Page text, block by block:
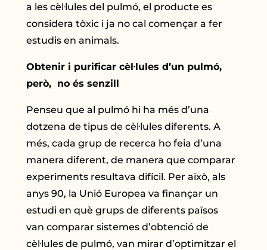
a les cèl·lules del pulmó, el producte es
considera tòxic i ja no cal començar a fer
estudis en animals.
Obtenir i purificar cèl·lules d’un pulmó,
però, no és senzill
Penseu que al pulmó hi ha més d’una
dotzena de tipus de cèl·lules diferents. A
més, cada grup de recerca ho feia d’una
manera diferent, de manera que comparar
experiments resultava difícil. Per això, als
anys 90, la Unió Europea va finançar un
estudi en què grups de diferents països
van comparar sistemes d’obtenció de
cèl·lules de pulmó, van mirar d’optimitzar el